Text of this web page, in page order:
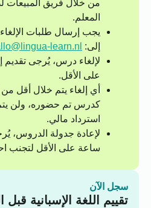
من خلال فريق المبيعات
المعلم.
يجب إرسال طلبات الإلغاء
إلى: learn.nl
على الأقل.
كدرس تم حضوره، ولن يتم
استرداد مالي.
ساعة على الأقل لتجنب
سجل الآن
تقييم اللغة الإسبانية قبل